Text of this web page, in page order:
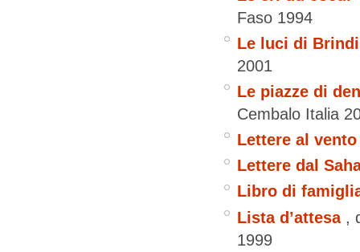
Faso 1994
Le luci di
2001
Le piazze di
Cembalo Italia
Lettere al vento
Lettere dal
Libro di
Lista d’attesa ,
1999